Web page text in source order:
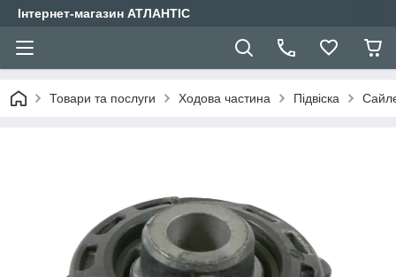
Інтернет-магазин АТЛАНТІС
Товари та послуги Ходова частина Підвіска